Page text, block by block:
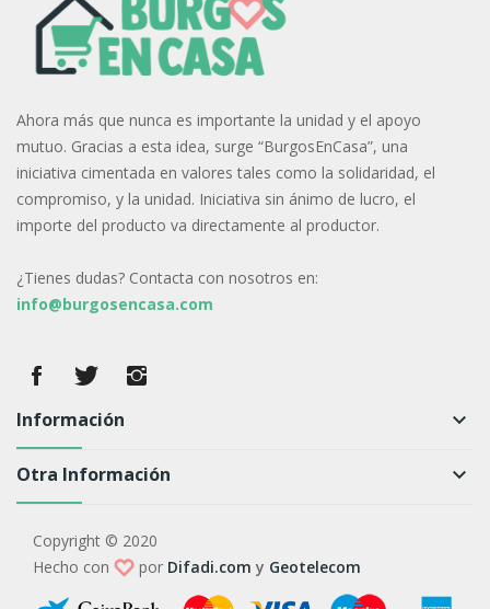
Ahora más que nunca es importante la unidad y el apoyo
mutuo. Gracias a esta idea, surge “BurgosEnCasa”, una
iniciativa cimentada en valores tales como la solidaridad, el
compromiso, y la unidad. Iniciativa sin ánimo de lucro, el
importe del producto va directamente al productor.
¿Tienes dudas? Contacta con nosotros en:
info@burgosencasa.com
Información keyboard_arrow_down
Otra Información keyboard_arrow_down
Copyright © 2020
Hecho con
por Difadi.com y Geotelecom